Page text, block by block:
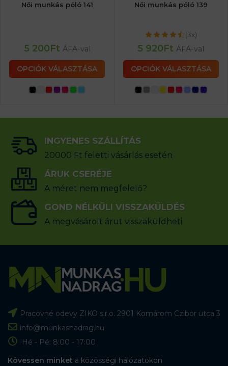
Női munkás póló 141
5 200Ft ÁFA-val
OPCIÓK VÁLASZTÁSA
Női munkás póló 139
(3x)
5 920Ft ÁFA-val
OPCIÓK VÁLASZTÁSA
INGYENES SZÁLLÍTÁS
20000 Ft feletti vásárlás esetén
ÁRUK CSERÉJE
A méret nem megfelelő?
GOND NÉLKÜLI VISSZAKÜLDÉS
A megvásárolt árut visszaküldheti
Pracovné odevy ZIKO s.r.o. 2901 Komárom Czibor utca 3
info@munkasnadrag.hu
Hé - Pé: 8:00 - 17:00
Kövessen minket a közösségi hálózatokon